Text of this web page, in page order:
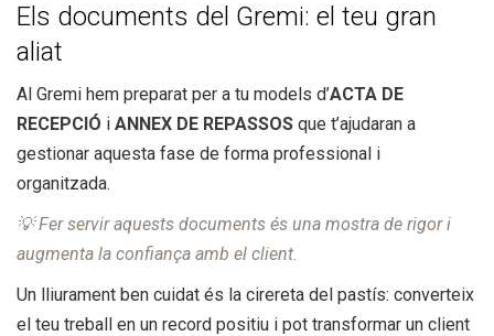
Els documents del Gremi: el teu gran
aliat
Al Gremi hem preparat per a tu models d’ACTA DE
RECEPCIÓ i ANNEX DE REPASSOS que t’ajudaran a
gestionar aquesta fase de forma professional i
organitzada.
💡 Fer servir aquests documents és una mostra de rigor i
augmenta la confiança amb el client.
Un lliurament ben cuidat és la cirereta del pastís: converteix
el teu treball en un record positiu i pot transformar un client